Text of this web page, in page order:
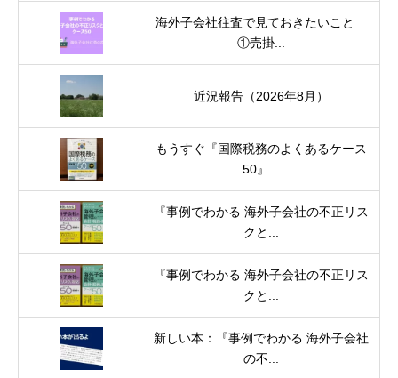
海外子会社往査で見ておきたいこと
①売掛...
近況報告（2026年8月）
もうすぐ『国際税務のよくあるケース
50』...
『事例でわかる 海外子会社の不正リス
クと...
『事例でわかる 海外子会社の不正リス
クと...
新しい本：『事例でわかる 海外子会社
の不...